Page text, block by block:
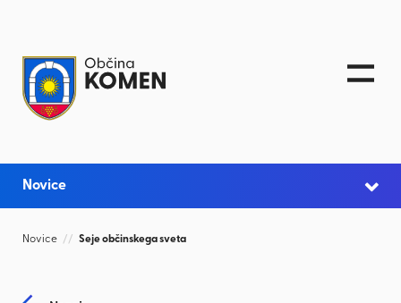
Novice
Novice // Seje občinskega sveta